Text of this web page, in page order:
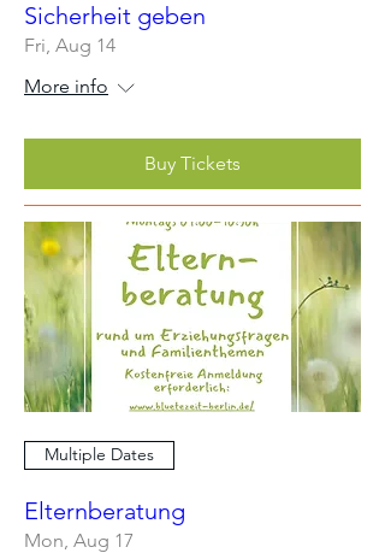
Sicherheit geben
Fri, Aug 14
More info
Buy Tickets
Multiple Dates
Elternberatung
Mon, Aug 17